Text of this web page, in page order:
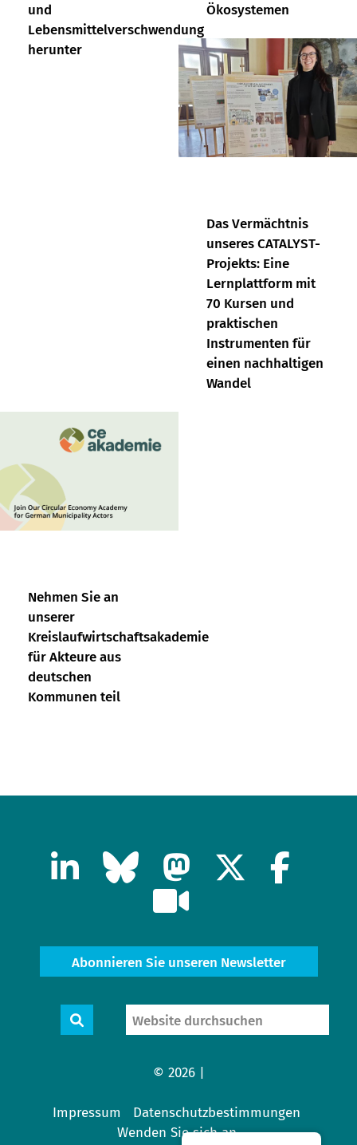
und
Lebensmittelverschwendung
herunter
Ökosystemen
Das Vermächtnis
unseres CATALYST-
Projekts: Eine
Lernplattform mit
70 Kursen und
praktischen
Instrumenten für
einen nachhaltigen
Wandel
Nehmen Sie an
unserer
Kreislaufwirtschaftsakademie
für Akteure aus
deutschen
Kommunen teil
Abonnieren Sie unseren Newsletter
Suche
Website
durchsuchen
© 2026 |
Impressum
Datenschutzbestimmungen
Wenden Sie sich an